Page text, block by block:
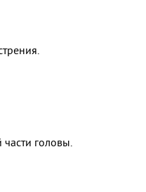
головы.